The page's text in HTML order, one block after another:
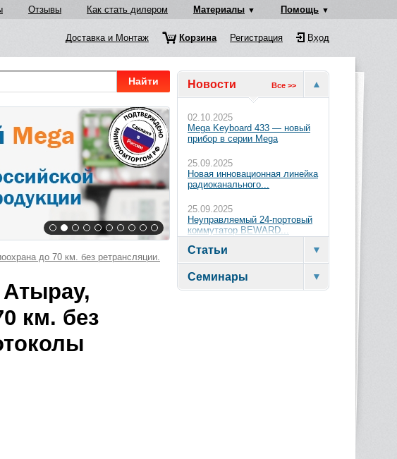
Отзывы Как стать дилером Материалы Помощь
Доставка и Монтаж Корзина Регистрация Вход
Новости Все >>
02.10.2025
Mega Keyboard 433 — новый
прибор в серии Mega
25.09.2025
Новая инновационная линейка
радиоканального...
25.09.2025
Неуправляемый 24-портовый
коммутатор BEWARD...
Статьи
Семинары
Найти
до 70 км. без ретрансляции.
км. без